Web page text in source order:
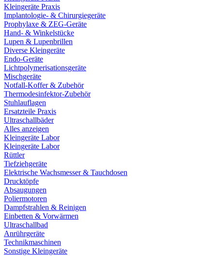
Kleingeräte Praxis
Implantologie- & Chirurgiegeräte
Prophylaxe & ZEG-Geräte
Hand- & Winkelstücke
Lupen & Lupenbrillen
Diverse Kleingeräte
Endo-Geräte
Lichtpolymerisationsgeräte
Mischgeräte
Notfall-Koffer & Zubehör
Thermodesinfektor-Zubehör
Stuhlauflagen
Ersatzteile Praxis
Ultraschallbäder
Alles anzeigen
Kleingeräte Labor
Kleingeräte Labor
Rüttler
Tiefziehgeräte
Elektrische Wachsmesser & Tauchdosen
Drucktöpfe
Absaugungen
Poliermotoren
Dampfstrahlen & Reinigen
Einbetten & Vorwärmen
Ultraschallbad
Anrührgeräte
Technikmaschinen
Sonstige Kleingeräte